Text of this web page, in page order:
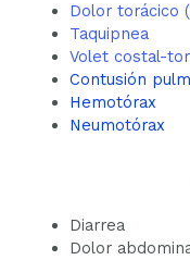
Dolor torácico
Taquipnea
Volet costal-
Contusión
Hemotórax
Neumotórax
Diarrea
Dolor